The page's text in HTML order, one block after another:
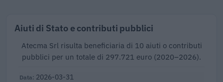
Aiuti di Stato e contributi pubblici
Atecma Srl risulta beneficiaria di 10 aiuti o contributi
pubblici per un totale di 297.721 euro (2020–2026).
2026-03-31